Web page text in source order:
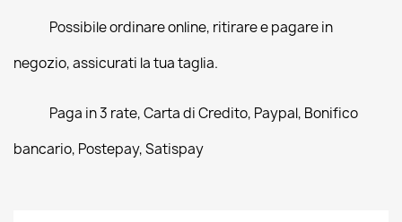
Possibile ordinare online, ritirare e pagare in
negozio, assicurati la tua taglia.
Paga in 3 rate, Carta di Credito, Paypal, Bonifico
bancario, Postepay, Satispay